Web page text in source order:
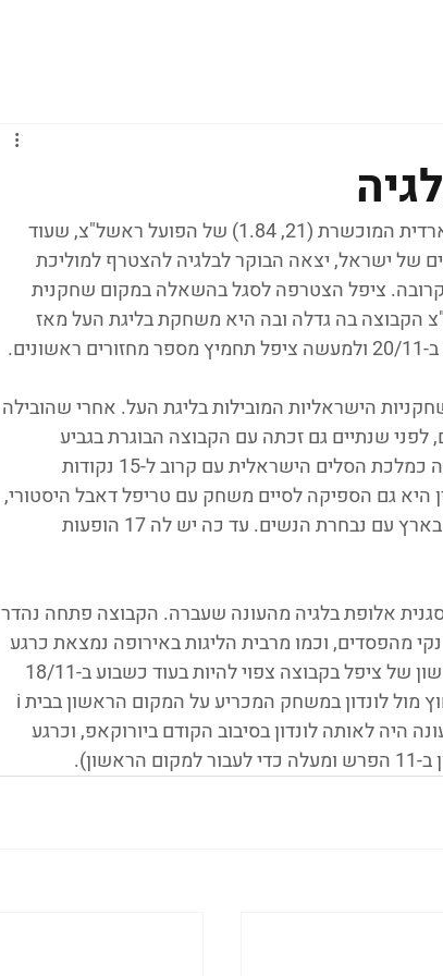
עדן ציפל עוברת לראשונה לשחק באירופה. הגארדית המוכשרת (21, 1.84) של הפועל ראשל"צ, שעוד
בנבחרת הנשים של ישראל, יצאה הבוקר לבלגיה להצטרף למוליכת
ציפל הצטרפה לסגל בהשאלה במקום שחקנית
הקבוצה בה גדלה ובה היא משחקת בליגת העל מאז
הישראליות המובילות בליגת העל. אחרי שהובילה
שנתיים גם זכתה עם הקבוצה הבוגרת בגביע
המדינה (קלע 9 נקודות בגמר) ואשתקד גם סיימה כמלכת הסלים הישראלית עם קרוב ל-15 נקודות
4.5 אס' ו-2.3 חט'. בין לבין היא גם הספיקה לסיים משחק עם טריפל דאבל היסטורי,
וכמובן לקחת חלק ביורובאסקט האחרון שנערך בארץ עם נבחרת הנשים. עד כה יש לה 17 הופעות
אלופת בלגיה מהעונה שעברה. הקבוצה פתחה נהדר
עם 6 נצחונות ומאזן נקי מהפסדים, וכמו מרבית הליגות באירופה נמצאת כרגע
היה לאותה לונדון בסיבוב הקודם ביורוקאפ, וכרגע